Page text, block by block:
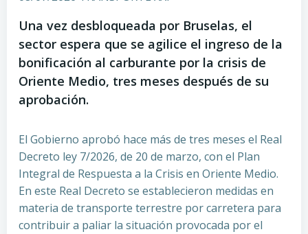
Una vez desbloqueada por Bruselas, el
sector espera que se agilice el ingreso de la
bonificación al carburante por la crisis de
Oriente Medio, tres meses después de su
aprobación.
El Gobierno aprobó hace más de tres meses el Real
Decreto ley 7/2026, de 20 de marzo, con el Plan
Integral de Respuesta a la Crisis en Oriente Medio.
En este Real Decreto se establecieron medidas en
materia de transporte terrestre por carretera para
contribuir a paliar la situación provocada por el